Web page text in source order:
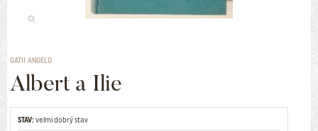
GATII ANGELO
Albert a Ilie
STAV:velmi dobrý stav